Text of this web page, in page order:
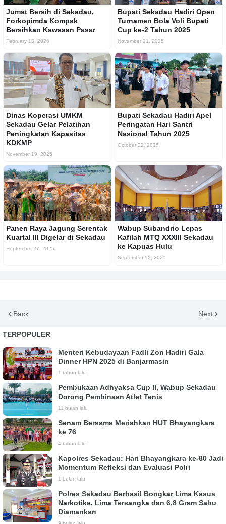
Jumat Bersih di Sekadau,
Forkopimda Kompak
Bersihkan Kawasan Pasar
February 13, 2026
Bupati Sekadau Hadiri Open
Turnamen Bola Voli Bupati
Cup ke-2 Tahun 2025
November 21, 2025
Dinas Koperasi UMKM
Sekadau Gelar Pelatihan
Peningkatan Kapasitas
KDKMP
November 19, 2025
Bupati Sekadau Hadiri Apel
Peringatan Hari Santri
Nasional Tahun 2025
October 22, 2025
Panen Raya Jagung Serentak
Kuartal III Digelar di Sekadau
September 27, 2025
Wabup Subandrio Lepas
Kafilah MTQ XXXIII Sekadau
ke Kapuas Hulu
September 12, 2025
Back Next
TERPOPULER
Menteri Kebudayaan Fadli Zon Hadiri Gala
Dinner HPN 2025 di Banjarmasin
1 tahun lalu
Pembukaan Adhyaksa Cup II, Wabup Sekadau
Dorong Pembinaan Atlet Tenis
11 bulan lalu
Senam Bersama Meriahkan HUT Bhayangkara
ke 76
4 tahun lalu
Kapolres Sekadau: Hari Bhayangkara ke-80 Jadi
Momentum Refleksi dan Evaluasi Polri
1 bulan lalu
Polres Sekadau Berhasil Bongkar Lima Kasus
Narkotika, Lima Tersangka dan 6,8 Gram Sabu
Diamankan